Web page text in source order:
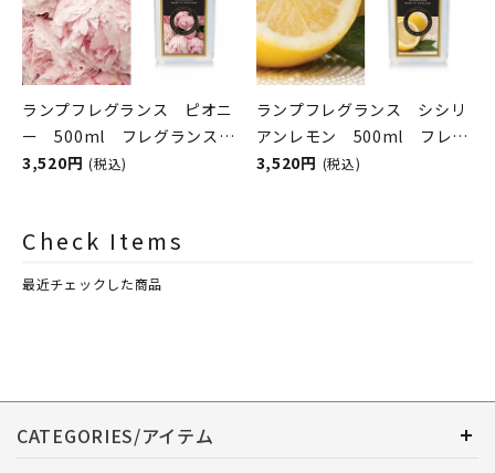
ランプフレグランス ピオニ
ー 500ml フレグランスラ
ンプ用オイル
3,520円 (税込)
ランプフレグランス シシリ
アンレモン 500ml フレグ
ランスランプ用オイル
3,520円 (税込)
Check Items
最近チェックした商品
CATEGORIES/アイテム